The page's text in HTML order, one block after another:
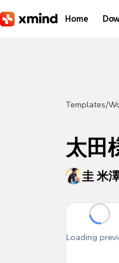
Home
Templates/
太田
圭 米
Loading